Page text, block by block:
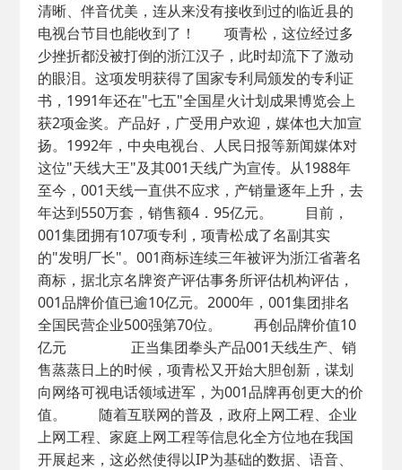
清晰、伴音优美，连从来没有接收到过的临近县的
电视台节目也能收到了！ 项青松，这位经过多
少挫折都没被打倒的浙江汉子，此时却流下了激动
的眼泪。这项发明获得了国家专利局颁发的专利证
书，1991年还在"七五"全国星火计划成果博览会上
获2项金奖。产品好，广受用户欢迎，媒体也大加宣
扬。1992年，中央电视台、人民日报等新闻媒体对
这位"天线大王"及其001天线广为宣传。从1988年
至今，001天线一直供不应求，产销量逐年上升，去
年达到550万套，销售额4．95亿元。 目前，
001集团拥有107项专利，项青松成了名副其实
的"发明厂长"。001商标连续三年被评为浙江省著名
商标，据北京名牌资产评估事务所评估机构评估，
001品牌价值已逾10亿元。2000年，001集团排名
全国民营企业500强第70位。 再创品牌价值10
亿元 正当集团拳头产品001天线生产、销
售蒸蒸日上的时候，项青松又开始大胆创新，谋划
向网络可视电话领域进军，为001品牌再创更大的价
值。 随着互联网的普及，政府上网工程、企业
上网工程、家庭上网工程等信息化全方位地在我国
开展起来，这必然使得以IP为基础的数据、语音、